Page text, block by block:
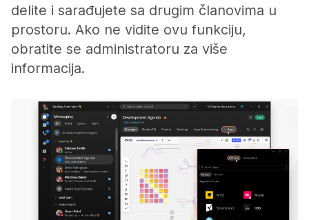
delite i sarađujete sa drugim članovima u
prostoru. Ako ne vidite ovu funkciju,
obratite se administratoru za više
informacija.